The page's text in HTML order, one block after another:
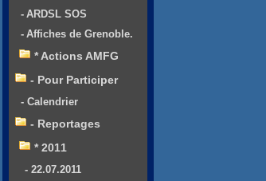
- ARDSL SOS
- Affiches de Grenoble.
* Actions AMFG
- Pour Participer
- Calendrier
- Reportages
* 2011
- 22.07.2011